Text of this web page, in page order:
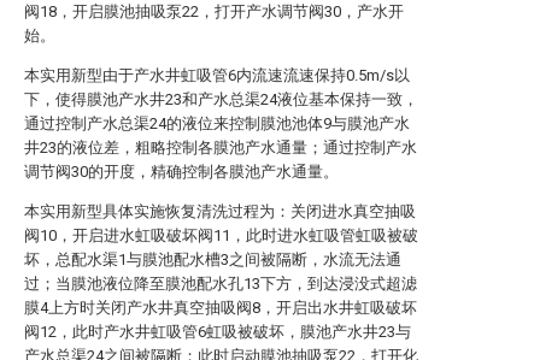
阀18，开启膜池抽吸泵22，打开产水调节阀30，产水开
始。
本实用新型由于产水井虹吸管6内流速流速保持0.5m/s以
下，使得膜池产水井23和产水总渠24液位基本保持一致，
通过控制产水总渠24的液位来控制膜池池体9与膜池产水
井23的液位差，粗略控制各膜池产水通量；通过控制产水
调节阀30的开度，精确控制各膜池产水通量。
本实用新型具体实施恢复清洗过程为：关闭进水真空抽吸
阀10，开启进水虹吸破坏阀11，此时进水虹吸管虹吸被破
坏，总配水渠1与膜池配水槽3之间被隔断，水流无法通
过；当膜池液位降至膜池配水孔13下方，到达浸没式超滤
膜4上方时关闭产水井真空抽吸阀8，开启出水井虹吸破坏
阀12，此时产水井虹吸管6虹吸被破坏，膜池产水井23与
产水总渠24之间被隔断；此时启动膜池抽吸泵22，打开化